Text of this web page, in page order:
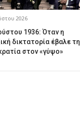
2026
1936: Όταν η
δικτατορία έβαλε τη
στον «γύψο»